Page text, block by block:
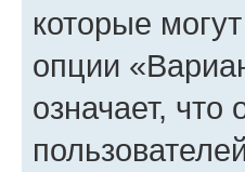
которые
опции
означает,